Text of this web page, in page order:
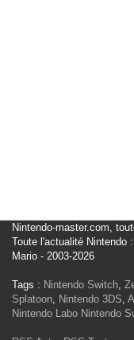
Nintendo-master.com,
Toute l'actualité Nintendo
Mario - 2003-2026
Tags : Nintendo Switch,
Splatoon, Nintendo 3DS,
Nintendo Labo Nintendo